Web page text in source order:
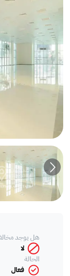
هل يوجد
لا
الحالة
فعال